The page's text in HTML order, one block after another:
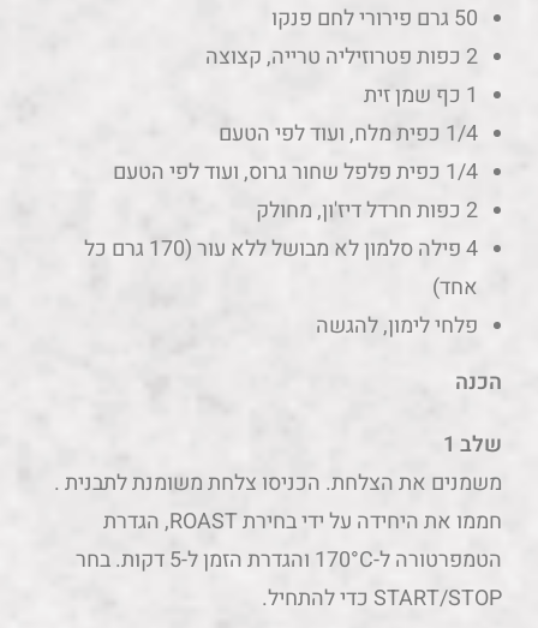
50 גרם פירורי לחם פנקו
2 כפות פטרוזיליה טרייה, קצוצה
1 כף שמן זית
1/4 כפית מלח, ועוד לפי הטעם
1/4 כפית פלפל שחור גרוס, ועוד לפי הטעם
2 כפות חרדל דיז'ון, מחולק
4 פילה סלמון לא מבושל ללא עור (170 גרם כל
אחד)
פלחי לימון, להגשה
הכנה
שלב 1
משמנים את הצלחת. הכניסו צלחת משומנת לתבנית .
חממו את היחידה על ידי בחירת ROAST, הגדרת
הטמפרטורה ל-170°C והגדרת הזמן ל-5 דקות. בחר
START/STOP כדי להתחיל.